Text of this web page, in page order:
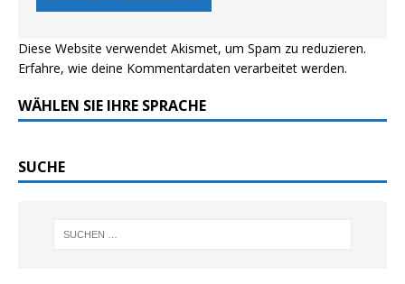
Diese Website verwendet Akismet, um Spam zu reduzieren.
Erfahre, wie deine Kommentardaten verarbeitet werden.
WÄHLEN SIE IHRE SPRACHE
SUCHE